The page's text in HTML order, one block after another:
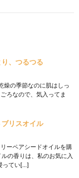
、つるつる
燥の季節なのに肌はしっ
ろなので、気入ってま
リスオイル
ーペアシードオイルを購
の香りは、私のお気に入
ってい[…]